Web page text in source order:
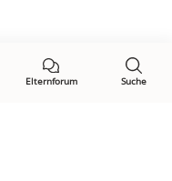
Elternforum Suche